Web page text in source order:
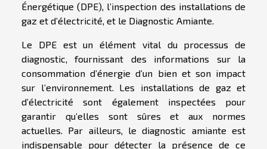
Énergétique (DPE), l’inspection des installations de
gaz et d’électricité, et le Diagnostic Amiante.
Le DPE est un élément vital du processus de
diagnostic, fournissant des informations sur la
consommation d’énergie d’un bien et son impact
sur l’environnement. Les installations de gaz et
d’électricité sont également inspectées pour
garantir qu’elles sont sûres et aux normes
actuelles. Par ailleurs, le diagnostic amiante est
indispensable pour détecter la présence de ce